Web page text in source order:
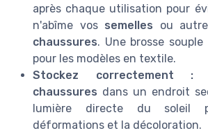
après chaque utilisation pour
n'abîme vos semelles ou
chaussures. Une brosse
pour les modèles en textile.
Stockez correctement :
chaussures dans un endroit
lumière directe du soleil
déformations et la décoloration.